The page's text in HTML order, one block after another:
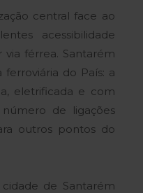
central face ao
acessibilidade
férrea. Santarém
do País: a
eletrificada e com
de ligações
outros pontos do
de Santarém